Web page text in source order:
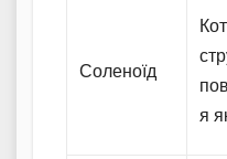
Соленоїд
я